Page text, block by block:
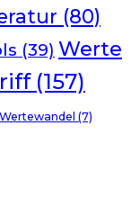
(80)
(39) Werte
(157)
Wertewandel (7)